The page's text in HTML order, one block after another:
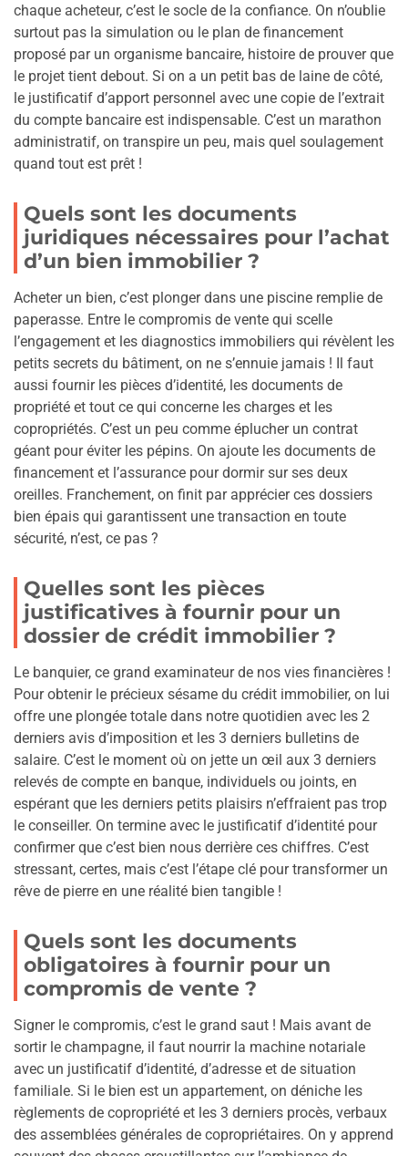
chaque acheteur, c’est le socle de la confiance. On n’oublie
surtout pas la simulation ou le plan de financement
proposé par un organisme bancaire, histoire de prouver que
le projet tient debout. Si on a un petit bas de laine de côté,
le justificatif d’apport personnel avec une copie de l’extrait
du compte bancaire est indispensable. C’est un marathon
administratif, on transpire un peu, mais quel soulagement
quand tout est prêt !
Quels sont les documents
juridiques nécessaires pour l’achat
d’un bien immobilier ?
Acheter un bien, c’est plonger dans une piscine remplie de
paperasse. Entre le compromis de vente qui scelle
l’engagement et les diagnostics immobiliers qui révèlent les
petits secrets du bâtiment, on ne s’ennuie jamais ! Il faut
aussi fournir les pièces d’identité, les documents de
propriété et tout ce qui concerne les charges et les
copropriétés. C’est un peu comme éplucher un contrat
géant pour éviter les pépins. On ajoute les documents de
financement et l’assurance pour dormir sur ses deux
oreilles. Franchement, on finit par apprécier ces dossiers
bien épais qui garantissent une transaction en toute
sécurité, n’est, ce pas ?
Quelles sont les pièces
justificatives à fournir pour un
dossier de crédit immobilier ?
Le banquier, ce grand examinateur de nos vies financières !
Pour obtenir le précieux sésame du crédit immobilier, on lui
offre une plongée totale dans notre quotidien avec les 2
derniers avis d’imposition et les 3 derniers bulletins de
salaire. C’est le moment où on jette un œil aux 3 derniers
relevés de compte en banque, individuels ou joints, en
espérant que les derniers petits plaisirs n’effraient pas trop
le conseiller. On termine avec le justificatif d’identité pour
confirmer que c’est bien nous derrière ces chiffres. C’est
stressant, certes, mais c’est l’étape clé pour transformer un
rêve de pierre en une réalité bien tangible !
Quels sont les documents
obligatoires à fournir pour un
compromis de vente ?
Signer le compromis, c’est le grand saut ! Mais avant de
sortir le champagne, il faut nourrir la machine notariale
avec un justificatif d’identité, d’adresse et de situation
familiale. Si le bien est un appartement, on déniche les
règlements de copropriété et les 3 derniers procès, verbaux
des assemblées générales de copropriétaires. On y apprend